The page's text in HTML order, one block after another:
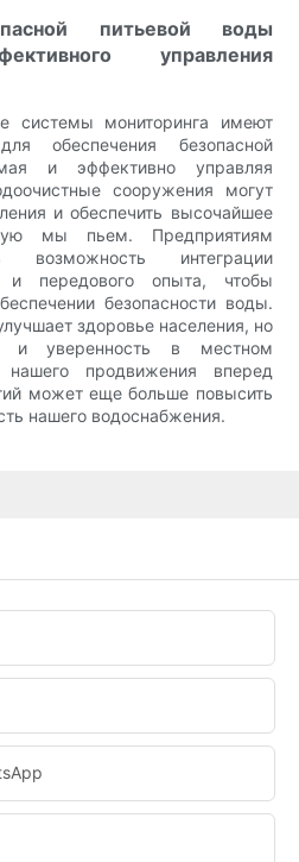
питьевой воды
управления
системы мониторинга имеют
обеспечения безопасной
и эффективно управляя
сооружения могут
и обеспечить высочайшее
мы пьем. Предприятиям
возможность интеграции
и передового опыта, чтобы
безопасности воды.
здоровье населения, но
и уверенность в местном
продвижения вперед
может еще больше повысить
нашего водоснабжения.